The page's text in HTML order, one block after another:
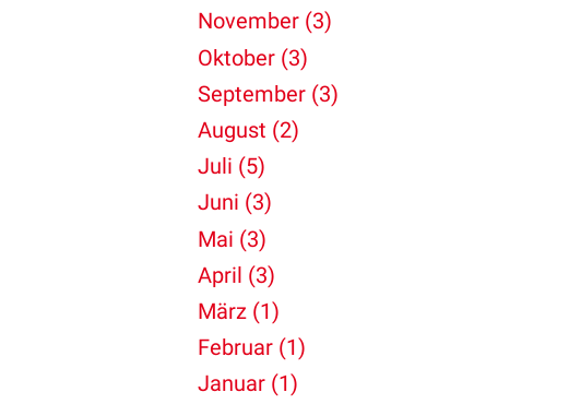
November (3)
Oktober (3)
September (3)
August (2)
Juli (5)
Juni (3)
Mai (3)
April (3)
März (1)
Februar (1)
Januar (1)